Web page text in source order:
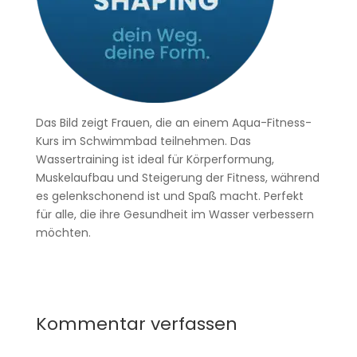
Das Bild zeigt Frauen, die an einem Aqua-Fitness-
Kurs im Schwimmbad teilnehmen. Das
Wassertraining ist ideal für Körperformung,
Muskelaufbau und Steigerung der Fitness, während
es gelenkschonend ist und Spaß macht. Perfekt
für alle, die ihre Gesundheit im Wasser verbessern
möchten.
Kommentar verfassen